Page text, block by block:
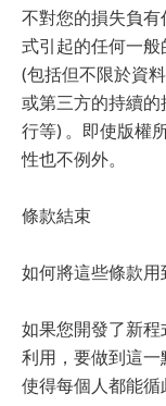
不對您的損失負
式引起的任何一
(包括但不限於資
或第三方的持續
行等) 。即使版權
性也不例外。
條款結束
如何將這些條款
如果您開發了新
利用，要做到這一
使得每個人都能循